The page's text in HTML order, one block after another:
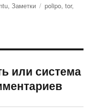
,Заметки Метки
polipo,tor,
или система